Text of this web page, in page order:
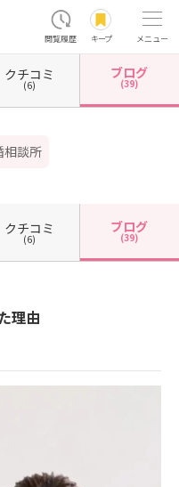
閲覧履歴 キープ メニュー
かぎしっぽ園 カウンセラーブログ一覧
相談所
クチコミ
(6)
ブログ
(39)
クチコミ
(6)
ブログ
(39)
理由